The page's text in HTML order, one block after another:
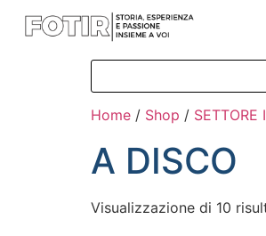
Home / Shop / SETTORE
A DISCO
Visualizzazione di 10